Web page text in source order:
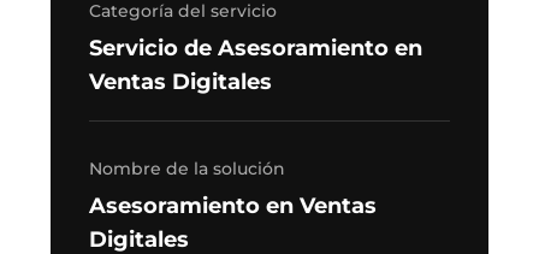
Categoría del servicio
Servicio de Asesoramiento en
Ventas Digitales
Nombre de la solución
Asesoramiento en Ventas
Digitales